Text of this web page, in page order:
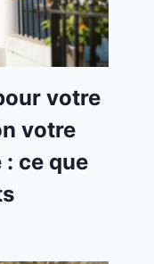
votre
votre
ce que